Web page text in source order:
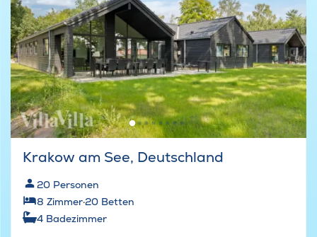
Krakow am See, Deutschland
20 Personen
8 Zimmer·20 Betten
4 Badezimmer